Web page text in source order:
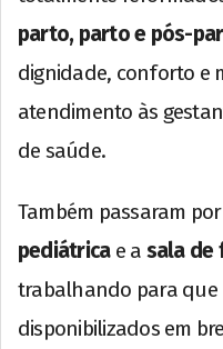
parto, parto e pós-
dignidade, conforto e
atendimento às
de saúde.
Também passaram
pediátricae a sala de
trabalhando para que
disponibilizados em